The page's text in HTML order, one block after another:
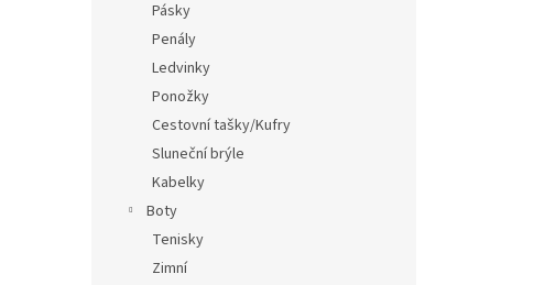
Pásky
Penály
Ledvinky
Ponožky
Cestovní tašky/Kufry
Sluneční brýle
Kabelky
Boty
Tenisky
Zimní